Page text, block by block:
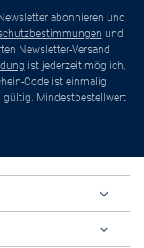
abonnieren und
und
Newsletter-Versand
ist jederzeit möglich,
Code ist einmalig
Mindestbestellwert